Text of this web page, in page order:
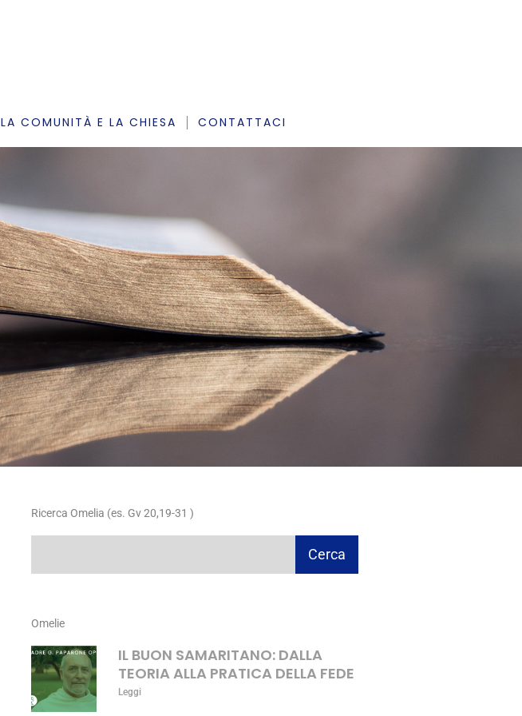
LA COMUNITÀ E LA CHIESA CONTATTACI
Ricerca Omelia (es. Gv 20,19-31 )
Cerca
Omelie
IL BUON SAMARITANO: DALLA
TEORIA ALLA PRATICA DELLA FEDE
Leggi